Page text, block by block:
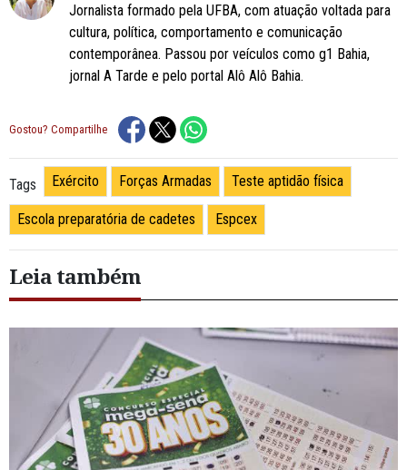
Jornalista formado pela UFBA, com atuação voltada para
cultura, política, comportamento e comunicação
contemporânea. Passou por veículos como g1 Bahia,
jornal A Tarde e pelo portal Alô Alô Bahia.
Gostou? Compartilhe
Tags Exército Forças Armadas Teste aptidão física
Escola preparatória de cadetes Espcex
Leia também